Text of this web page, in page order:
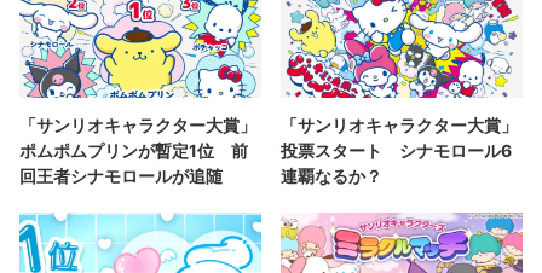
「サンリオキャラクター大賞」
ポムポムプリンが暫定1位 前
回王者シナモロールが追随
「サンリオキャラクター大賞」
投票スタート シナモロール6
連覇なるか？